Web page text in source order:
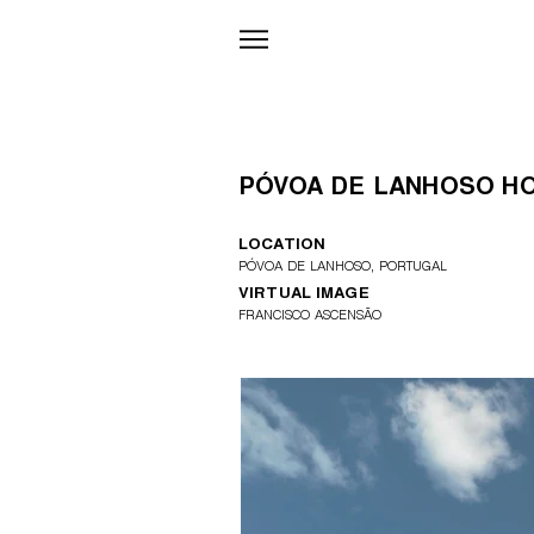
PÓVOA DE LANHOSO
LOCATION
PÓVOA DE LANHOSO, PORTUGAL
VIRTUAL IMAGE
FRANCISCO ASCENSÃO